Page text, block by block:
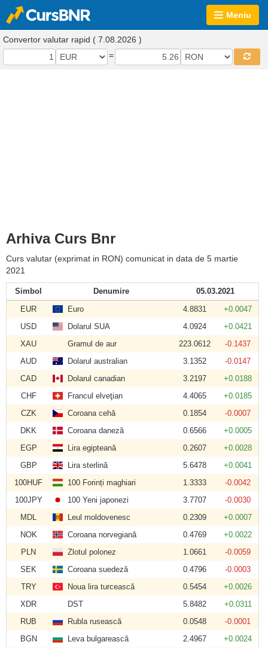
Meniu
Convertor valutar rapid ( 7.08.2026 )
=
Arhiva Curs Bnr
Curs valutar (exprimat in RON) comunicat in data de 5 martie
2021
Simbol Denumire
05.03.2021
EUR
Euro 4.8831
+0.0047
USD
Dolarul SUA 4.0924
+0.0421
XAU
Gramul de aur 223.0612
-0.1437
AUD
Dolarul australian 3.1352
-0.0147
CAD
Dolarul canadian 3.2197
+0.0188
CHF
Francul elveţian 4.4065
+0.0185
CZK
Coroana cehă 0.1854
-0.0007
DKK
Coroana daneză 0.6566
+0.0005
EGP
Lira egipteană 0.2607
+0.0028
GBP
Lira sterlină 5.6478
+0.0041
100HUF
100 Forinți maghiari 1.3333
-0.0042
100JPY
100 Yeni japonezi 3.7707
-0.0030
MDL
Leul moldovenesc 0.2309
+0.0007
NOK
Coroana norvegiană 0.4769
+0.0022
PLN
Zlotul polonez 1.0661
-0.0059
SEK
Coroana suedeză 0.4796
-0.0003
TRY
Noua lira turcească 0.5454
+0.0026
XDR
DST 5.8482
+0.0311
RUB
Rubla rusească 0.0548
-0.0001
BGN
Leva bulgarească 2.4967
+0.0024